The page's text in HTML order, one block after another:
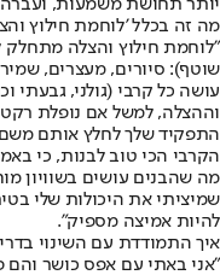
יותר תחושת משמעות,
מה זה בכלל 'לוחמת חילוץ
"לוחמת חילוץ והצלה
שוטף): סיורים, מעצרים,
עושה כל קרבי (גולני, גבעתי
וההצלה, למשל אם נופלת
התפקיד שלך לחלץ אותם
הקרבי הכי טוב לבנות, כי
מה שהבנים עושים בשוויון
שמיציתי את היכולות שלי
להיות אמיצה מספיק".
איך התמודדת עם השינוי